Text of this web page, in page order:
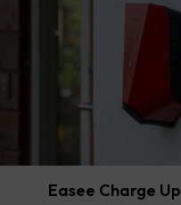
Easee Charge Up